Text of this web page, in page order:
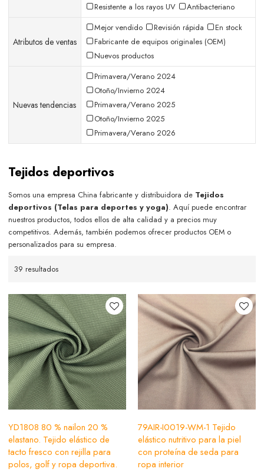
Resistente a los rayos UV
Antibacteriano
Atributos de ventas
Mejor vendido Revisión rápida
En stock
Fabricante de equipos originales (OEM)
Nuevos productos
Nuevas tendencias
Primavera/Verano 2024
Otoño/Invierno 2024
Primavera/Verano 2025
Otoño/Invierno 2025
Primavera/Verano 2026
Tejidos deportivos
Somos una empresa China fabricante y distribuidora de Tejidos
deportivos (Telas para deportes y yoga). Aquí puede encontrar
nuestros productos, todos ellos de alta calidad y a precios muy
competitivos. Además, también podemos ofrecer productos OEM o
personalizados para su empresa.
39 resultados
YD1808 80 % nailon 20 %
elastano. Tejido elástico de
tacto fresco con rejilla para
polos, golf y ropa deportiva.
79AIR-I0019-WM-1 Tejido
elástico nutritivo para la piel
con proteína de seda para
ropa interior